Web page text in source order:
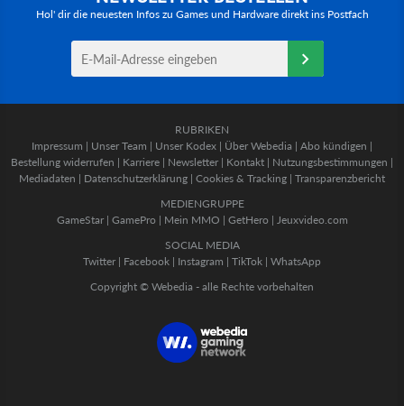
Hol' dir die neuesten Infos zu Games und Hardware direkt ins Postfach
RUBRIKEN
Impressum | Unser Team | Unser Kodex | Über Webedia | Abo kündigen |
Bestellung widerrufen | Karriere | Newsletter | Kontakt | Nutzungsbestimmungen |
Mediadaten | Datenschutzerklärung | Cookies & Tracking | Transparenzbericht
MEDIENGRUPPE
GameStar| GamePro | Mein MMO | GetHero | Jeuxvideo.com
SOCIAL MEDIA
Twitter | Facebook | Instagram | TikTok | WhatsApp
Copyright © Webedia - alle Rechte vorbehalten